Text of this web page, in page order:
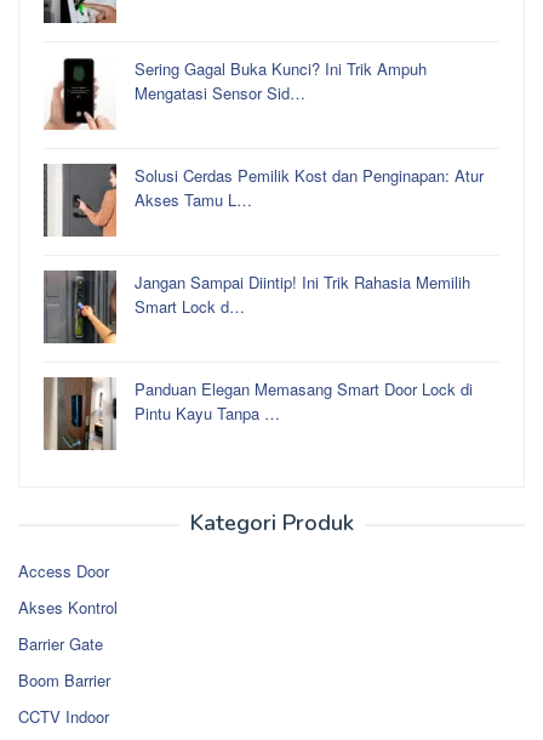
Sering Gagal Buka Kunci? Ini Trik Ampuh
Mengatasi Sensor Sid…
Solusi Cerdas Pemilik Kost dan Penginapan: Atur
Akses Tamu L…
Jangan Sampai Diintip! Ini Trik Rahasia Memilih
Smart Lock d…
Panduan Elegan Memasang Smart Door Lock di
Pintu Kayu Tanpa …
Kategori Produk
Access Door
Akses Kontrol
Barrier Gate
Boom Barrier
CCTV Indoor